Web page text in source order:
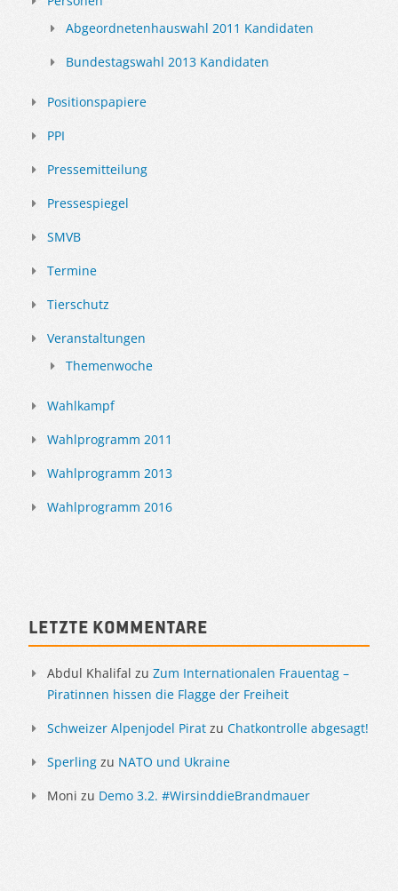
Abgeordnetenhauswahl 2011 Kandidaten
Bundestagswahl 2013 Kandidaten
Positionspapiere
PPI
Pressemitteilung
Pressespiegel
SMVB
Termine
Tierschutz
Veranstaltungen
Themenwoche
Wahlkampf
Wahlprogramm 2011
Wahlprogramm 2013
Wahlprogramm 2016
Letzte Kommentare
Abdul Khalifal zu Zum Internationalen Frauentag –
Piratinnen hissen die Flagge der Freiheit
Schweizer Alpenjodel Pirat zu Chatkontrolle abgesagt!
Sperling zu NATO und Ukraine
Moni zu Demo 3.2. #WirsinddieBrandmauer